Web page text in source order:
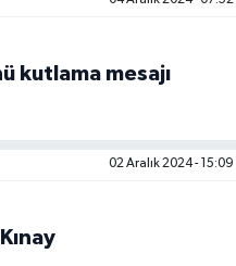
kutlama mesajı
02 Aralık 2024 - 15:09